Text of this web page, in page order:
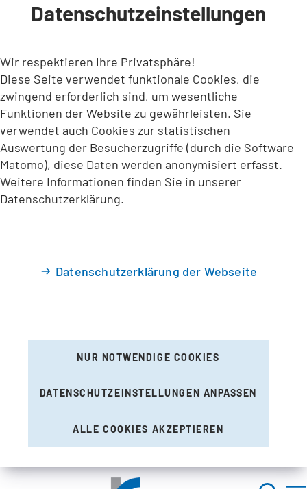
INHALT ANSPRINGEN
Datenschutzeinstellungen
Wir respektieren Ihre Privatsphäre!
Diese Seite verwendet funktionale Cookies, die
zwingend erforderlich sind, um wesentliche
Funktionen der Website zu gewährleisten. Sie
verwendet auch Cookies zur statistischen
Auswertung der Besucherzugriffe (durch die Software
Matomo), diese Daten werden anonymisiert erfasst.
Weitere Informationen finden Sie in unserer
Datenschutzerklärung.
Datenschutzerklärung der Webseite
NUR NOTWENDIGE COOKIES
DATENSCHUTZEINSTELLUNGEN ANPASSEN
ALLE COOKIES AKZEPTIEREN